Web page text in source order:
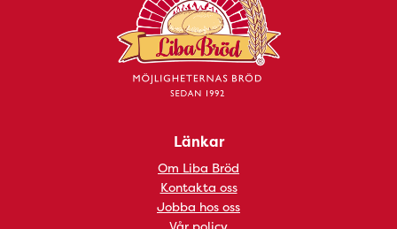
Länkar
Om Liba Bröd
Kontakta oss
Jobba hos oss